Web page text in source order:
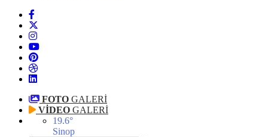
FOTO GALERİ
VİDEO GALERİ
19.6°
Sinop